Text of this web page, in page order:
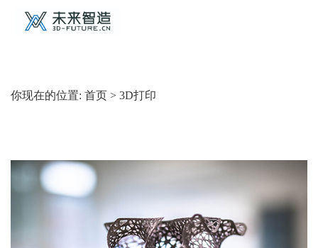
你现在的位置: 首页 > 3D打印